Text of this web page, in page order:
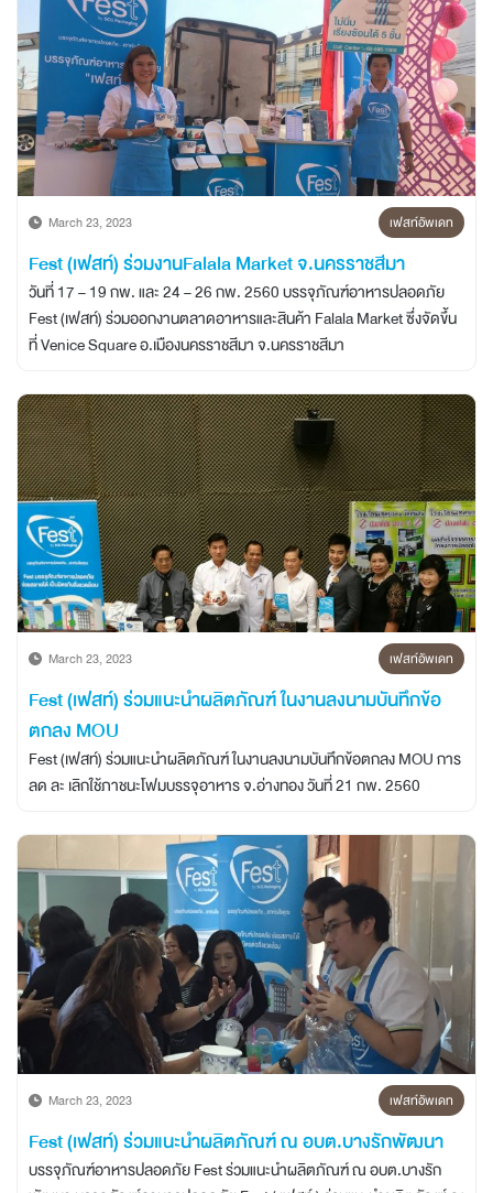
March 23, 2023 เฟสท์อัพเดท
Fest (เฟสท์) ร่วมงานFalala Market จ.นครราชสีมา
วันที่ 17 – 19 กพ. และ 24 – 26 กพ. 2560 บรรจุภัณฑ์อาหารปลอดภัย
Fest (เฟสท์) ร่วมออกงานตลาดอาหารและสินค้า Falala Market ซึ่งจัดขึ้น
ที่ Venice Square อ.เมืองนครราชสีมา จ.นครราชสีมา
March 23, 2023 เฟสท์อัพเดท
Fest (เฟสท์) ร่วมแนะนำผลิตภัณฑ์ ในงานลงนามบันทึกข้อ
ตกลง MOU
Fest (เฟสท์) ร่วมแนะนำผลิตภัณฑ์ ในงานลงนามบันทึกข้อตกลง MOU การ
ลด ละ เลิกใช้ภาชนะโฟมบรรจุอาหาร จ.อ่างทอง วันที่ 21 กพ. 2560
March 23, 2023 เฟสท์อัพเดท
Fest (เฟสท์) ร่วมแนะนำผลิตภัณฑ์ ณ อบต.บางรักพัฒนา
บรรจุภัณฑ์อาหารปลอดภัย Fest ร่วมแนะนำผลิตภัณฑ์ ณ อบต.บางรัก